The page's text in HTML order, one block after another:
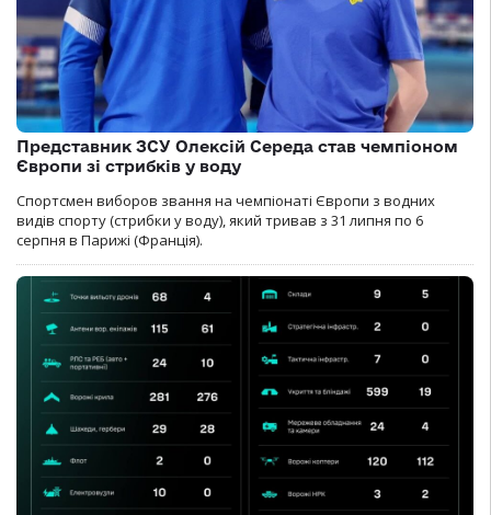
Представник ЗСУ Олексій Середа став чемпіоном
Європи зі стрибків у воду
Спортсмен виборов звання на чемпіонаті Європи з водних
видів спорту (стрибки у воду), який тривав з 31 липня по 6
серпня в Парижі (Франція).